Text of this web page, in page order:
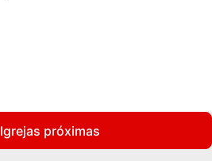
Igrejas próximas